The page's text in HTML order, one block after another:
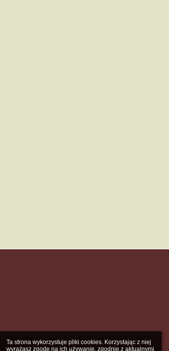
Ta strona wykorzystuje pliki cookies. Korzystając z niej
wyrażasz zgodę na ich używanie, zgodnie z aktualnymi